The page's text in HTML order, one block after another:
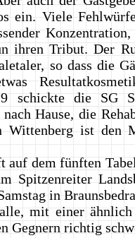
ein. Viele
ihren Tribut. Der
so dass die
schickte die SG
Hause, die
Wittenberg ist den
auf dem fünften
Spitzenreiter
in
mit einer ähnlich
Gegnern richtig